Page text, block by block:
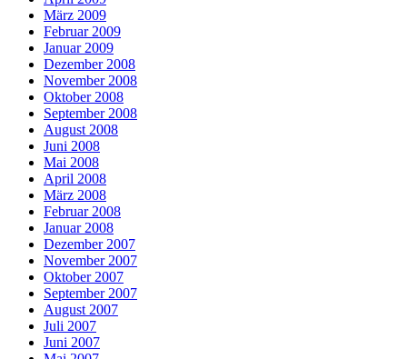
März 2009
Februar 2009
Januar 2009
Dezember 2008
November 2008
Oktober 2008
September 2008
August 2008
Juni 2008
Mai 2008
April 2008
März 2008
Februar 2008
Januar 2008
Dezember 2007
November 2007
Oktober 2007
September 2007
August 2007
Juli 2007
Juni 2007